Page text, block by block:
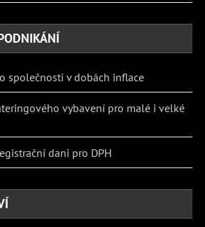
společnosti v dobách inflace
vybavení pro malé i velké
dani pro DPH